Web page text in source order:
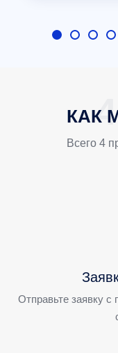
КАК
Всего 4
Отправьте заявку